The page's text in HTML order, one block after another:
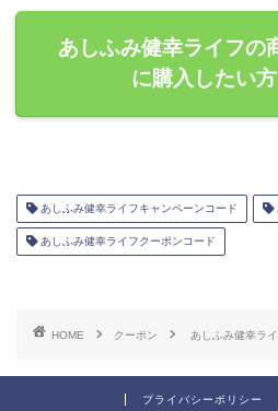
あしふみ健幸ライフの
に購入したい
あしふみ健幸ライフキャンペーンコード
あしふみ健幸ライフクーポンコード
HOME クーポン あしふみ健幸ラ
プライバシーポリシー